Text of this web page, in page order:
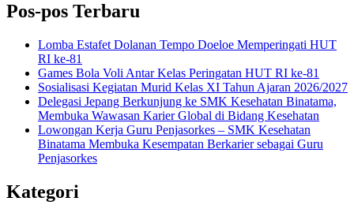
Pos-pos Terbaru
Lomba Estafet Dolanan Tempo Doeloe Memperingati HUT
RI ke-81
Games Bola Voli Antar Kelas Peringatan HUT RI ke-81
Sosialisasi Kegiatan Murid Kelas XI Tahun Ajaran 2026/2027
Delegasi Jepang Berkunjung ke SMK Kesehatan Binatama,
Membuka Wawasan Karier Global di Bidang Kesehatan
Lowongan Kerja Guru Penjasorkes – SMK Kesehatan
Binatama Membuka Kesempatan Berkarier sebagai Guru
Penjasorkes
Kategori